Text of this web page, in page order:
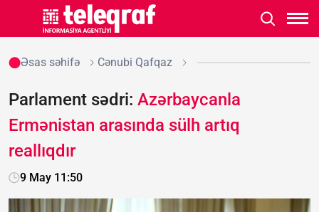
Əsas səhifə Cənubi Qafqaz
Parlament sədri: Azərbaycanla
Ermənistan arasında sülh artıq
reallıqdır
9 May 11:50